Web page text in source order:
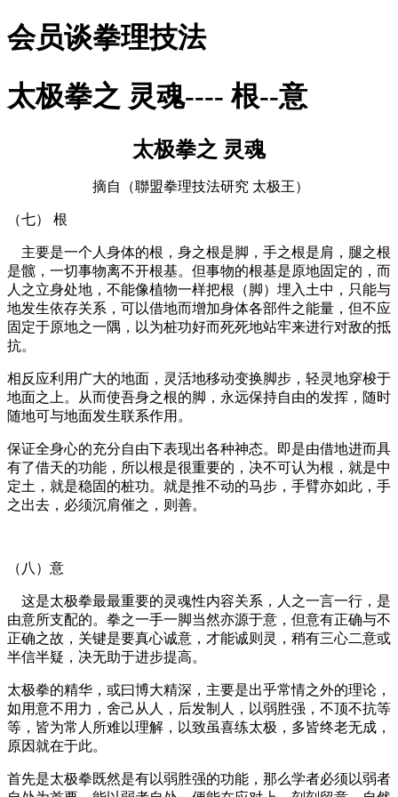
会员谈拳理技法
太极拳之 灵魂---- 根--意
太极拳之 灵魂
摘自（聯盟拳理技法研究 太极王）
（七） 根
主要是一个人身体的根，身之根是脚，手之根是肩，腿之根
是髋，一切事物离不开根基。但事物的根基是原地固定的，而
人之立身处地，不能像植物一样把根（脚）埋入土中，只能与
地发生依存关系，可以借地而增加身体各部件之能量，但不应
固定于原地之一隅，以为桩功好而死死地站牢来进行对敌的抵
抗。
相反应利用广大的地面，灵活地移动变换脚步，轻灵地穿梭于
地面之上。从而使吾身之根的脚，永远保持自由的发挥，随时
随地可与地面发生联系作用。
保证全身心的充分自由下表现出各种神态。即是由借地进而具
有了借天的功能，所以根是很重要的，决不可认为根，就是中
定土，就是稳固的桩功。就是推不动的马步，手臂亦如此，手
之出去，必须沉肩催之，则善。
（八）意
这是太极拳最最重要的灵魂性内容关系，人之一言一行，是
由意所支配的。拳之一手一脚当然亦源于意，但意有正确与不
正确之故，关键是要真心诚意，才能诚则灵，稍有三心二意或
半信半疑，决无助于进步提高。
太极拳的精华，或曰博大精深，主要是出乎常情之外的理论，
如用意不用力，舍己从人，后发制人，以弱胜强，不顶不抗等
等，皆为常人所难以理解，以致虽喜练太极，多皆终老无成，
原因就在于此。
首先是太极拳既然是有以弱胜强的功能，那么学者必须以弱者